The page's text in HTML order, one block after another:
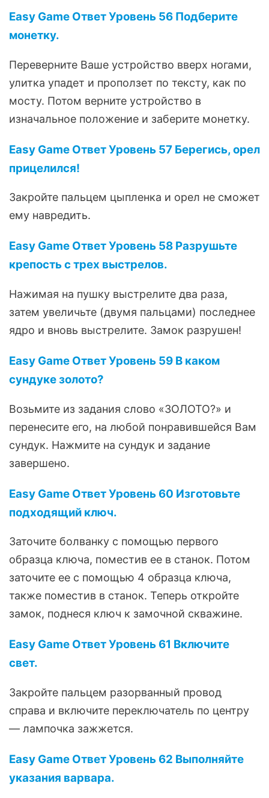
Easy Game Ответ Уровень 56 Подберите
монетку.
Переверните Ваше устройство вверх ногами,
улитка упадет и проползет по тексту, как по
мосту. Потом верните устройство в
изначальное положение и заберите монетку.
Easy Game Ответ Уровень 57 Берегись, орел
прицелился!
Закройте пальцем цыпленка и орел не сможет
ему навредить.
Easy Game Ответ Уровень 58 Разрушьте
крепость с трех выстрелов.
Нажимая на пушку выстрелите два раза,
затем увеличьте (двумя пальцами) последнее
ядро и вновь выстрелите. Замок разрушен!
Easy Game Ответ Уровень 59 В каком
сундуке золото?
Возьмите из задания слово «ЗОЛОТО?» и
перенесите его, на любой понравившейся Вам
сундук. Нажмите на сундук и задание
завершено.
Easy Game Ответ Уровень 60 Изготовьте
подходящий ключ.
Заточите болванку с помощью первого
образца ключа, поместив ее в станок. Потом
заточите ее с помощью 4 образца ключа,
также поместив в станок. Теперь откройте
замок, поднеся ключ к замочной скважине.
Easy Game Ответ Уровень 61 Включите
свет.
Закройте пальцем разорванный провод
справа и включите переключатель по центру
— лампочка зажжется.
Easy Game Ответ Уровень 62 Выполняйте
указания варвара.